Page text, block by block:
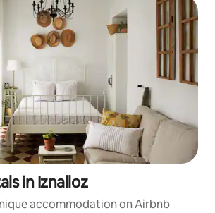
in Iznalloz
accommodation on Airbnb